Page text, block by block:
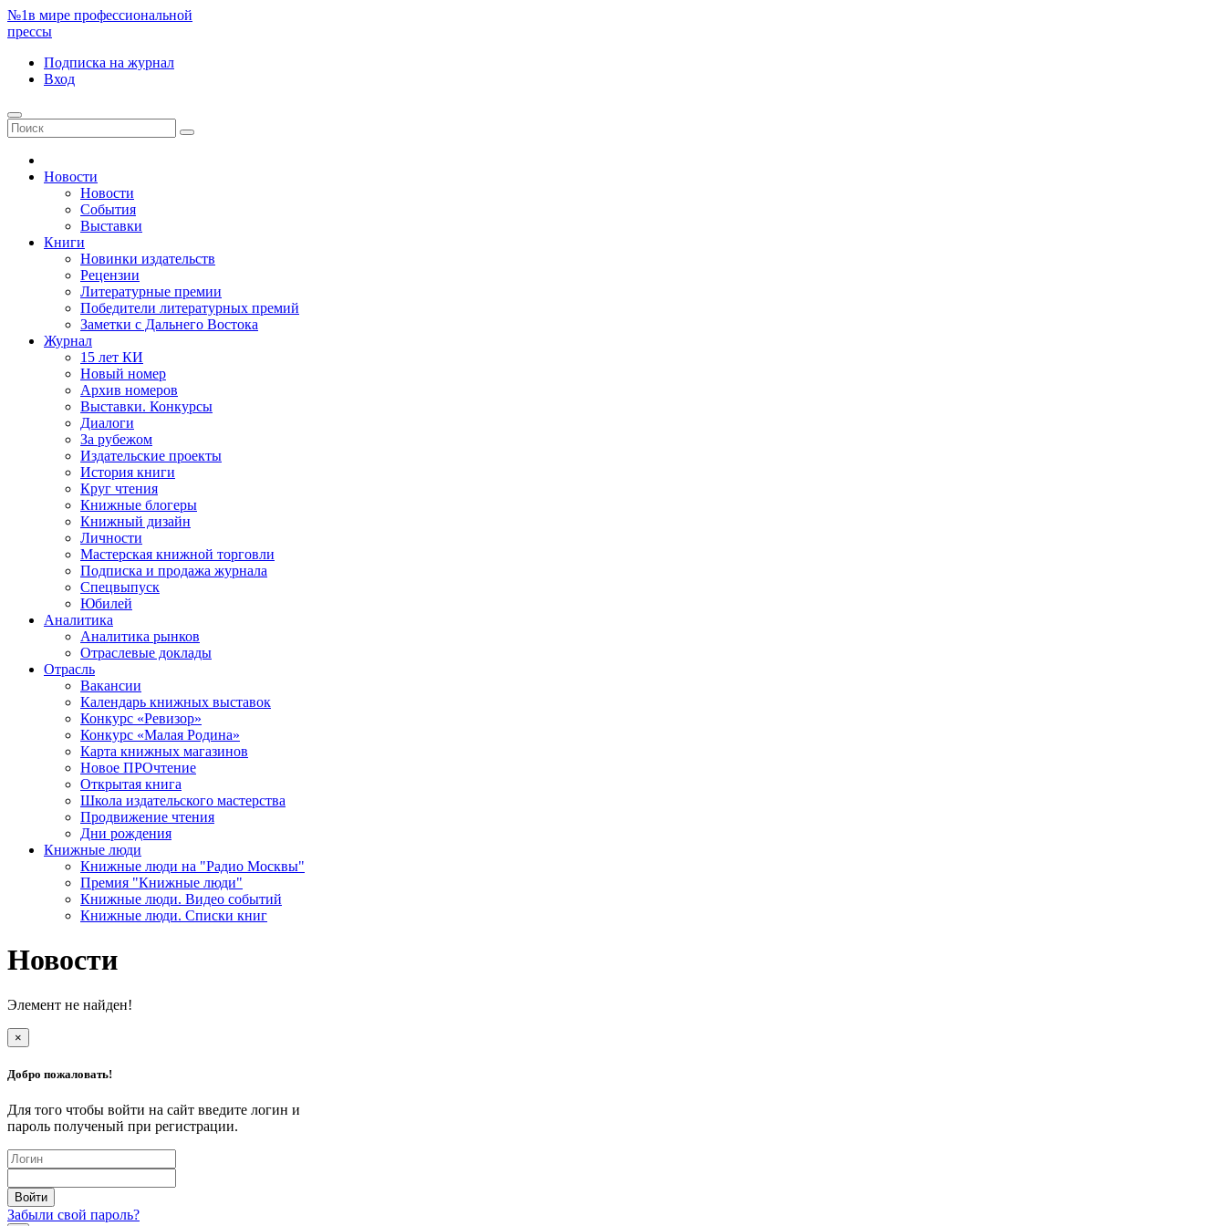
№1в мире профессиональной
прессы
Подписка на журнал
Вход
Новости
Новости
События
Выставки
Книги
Новинки издательств
Рецензии
Литературные премии
Победители литературных премий
Заметки с Дальнего Востока
Журнал
15 лет КИ
Новый номер
Архив номеров
Выставки. Конкурсы
Диалоги
За рубежом
Издательские проекты
История книги
Круг чтения
Книжные блогеры
Книжный дизайн
Личности
Мастерская книжной торговли
Подписка и продажа журнала
Спецвыпуск
Юбилей
Аналитика
Аналитика рынков
Отраслевые доклады
Отрасль
Вакансии
Календарь книжных выставок
Конкурс «Ревизор»
Конкурс «Малая Родина»
Карта книжных магазинов
Новое ПРОчтение
Открытая книга
Школа издательского мастерства
Продвижение чтения
Дни рождения
Книжные люди
Книжные люди на "Радио Москвы"
Премия "Книжные люди"
Книжные люди. Видео событий
Книжные люди. Списки книг
Новости
Элемент не найден!
×
Добро пожаловать!
Для того чтобы войти на сайт введите логин и
пароль полученый при регистрации.
Забыли свой пароль?